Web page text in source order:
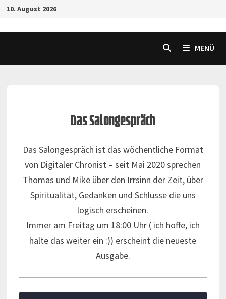
Zurück
Inhalt
10. August 2026
MENÜ
Das Salongespräch
Das Salongespräch ist das wöchentliche Format
von Digitaler Chronist – seit Mai 2020 sprechen
Thomas und Mike über den Irrsinn der Zeit, über
Spiritualität, Gedanken und Schlüsse die uns
logisch erscheinen.
Immer am Freitag um 18:00 Uhr ( ich hoffe, ich
halte das weiter ein :)) erscheint die neueste
Ausgabe.